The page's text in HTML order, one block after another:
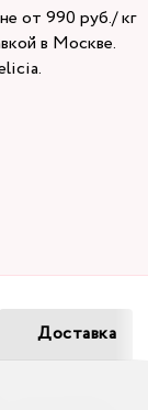
от 990 руб./ кг
в Москве.
Доставка